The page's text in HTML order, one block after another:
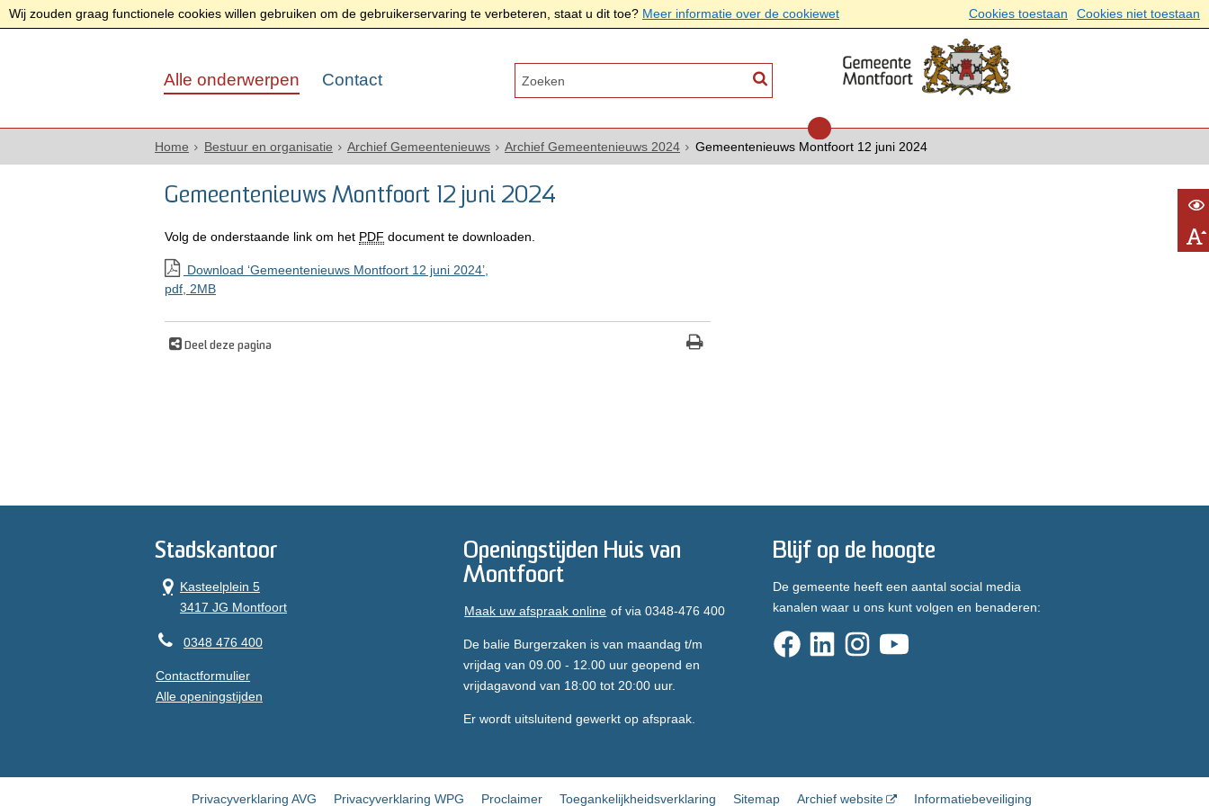
Wij zouden graag functionele cookies willen gebruiken om de gebruikerservaring te verbeteren, staat u dit toe? Meer informatie over de cookiewet Cookies toestaan Cookies niet toestaan
Alle onderwerpen Contact
Home Bestuur en organisatie Archief Gemeentenieuws Archief Gemeentenieuws 2024 Gemeentenieuws Montfoort 12 juni 2024
Gemeentenieuws Montfoort 12 juni 2024
Volg de onderstaande link om het PDF document te downloaden.
Download ‘Gemeentenieuws Montfoort 12 juni 2024’,
pdf , 2MB
Deel deze pagina
Stadskantoor
Kasteelplein 5
3417 JG Montfoort
0348 476 400
Contactformulier
Alle openingstijden
Openingstijden Huis van
Montfoort
Maak uw afspraak online of via 0348-476 400
De balie Burgerzaken is van maandag t/m
vrijdag van 09.00 - 12.00 uur geopend en
vrijdagavond van 18:00 tot 20:00 uur.
Er wordt uitsluitend gewerkt op afspraak.
Blijf op de hoogte
De gemeente heeft een aantal social media
kanalen waar u ons kunt volgen en benaderen:
Privacyverklaring AVG Privacyverklaring WPG Proclaimer Toegankelijkheidsverklaring Sitemap Archief website Informatiebeveiliging